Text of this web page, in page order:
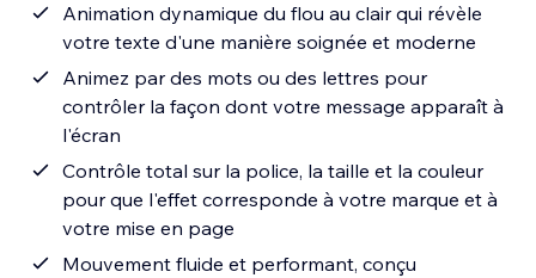
Animation dynamique du flou au clair qui révèle
votre texte d'une manière soignée et moderne
Animez par des mots ou des lettres pour
contrôler la façon dont votre message apparaît à
l'écran
Contrôle total sur la police, la taille et la couleur
pour que l'effet corresponde à votre marque et à
votre mise en page
Mouvement fluide et performant, conçu